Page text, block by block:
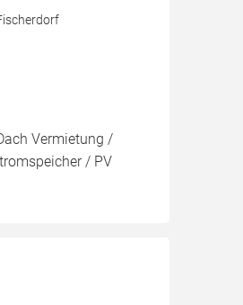
Vermietung /
/ PV